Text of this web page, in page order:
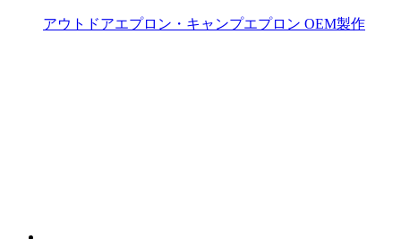
アウトドアエプロン・キャンプエプロン OEM製作